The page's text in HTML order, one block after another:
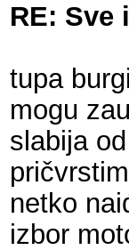
RE: Sve
tupa
mogu
slabija
netko
izbor